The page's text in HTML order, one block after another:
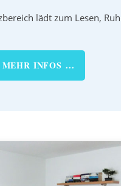
lädt zum Lesen,
MEHR INFOS ...